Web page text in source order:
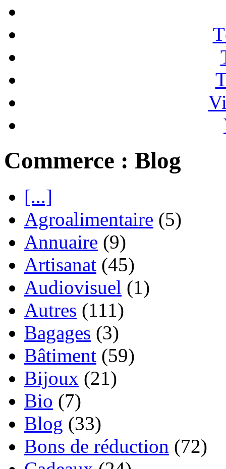
Commerce : Blog
[...]
Agroalimentaire (5)
Annuaire (9)
Artisanat (45)
Audiovisuel (1)
Autres (111)
Bagages (3)
Bâtiment (59)
Bijoux (21)
Bio (7)
Blog (33)
Bons de réduction (72)